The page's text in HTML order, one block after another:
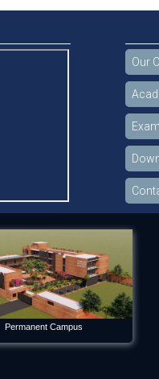
Our
Permanent Campus